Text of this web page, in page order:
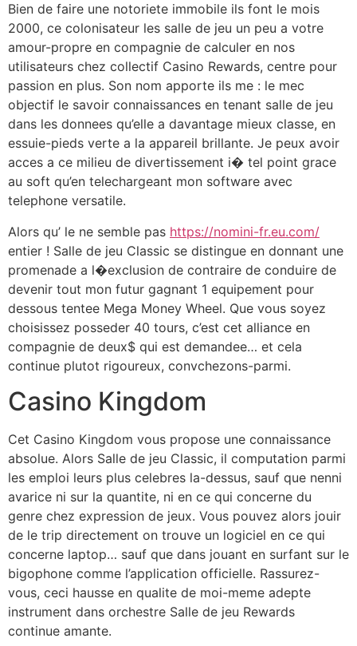
Bien de faire une notoriete immobile ils font le mois
2000, ce colonisateur les salle de jeu un peu a votre
amour-propre en compagnie de calculer en nos
utilisateurs chez collectif Casino Rewards, centre pour
passion en plus. Son nom apporte ils me : le mec
objectif le savoir connaissances en tenant salle de jeu
dans les donnees qu’elle a davantage mieux classe, en
essuie-pieds verte a la appareil brillante. Je peux avoir
acces a ce milieu de divertissement i� tel point grace
au soft qu’en telechargeant mon software avec
telephone versatile.
Alors qu’ le ne semble pas https://nomini-fr.eu.com/
entier ! Salle de jeu Classic se distingue en donnant une
promenade a l�exclusion de contraire de conduire de
devenir tout mon futur gagnant 1 equipement pour
dessous tentee Mega Money Wheel. Que vous soyez
choisissez posseder 40 tours, c’est cet alliance en
compagnie de deux$ qui est demandee… et cela
continue plutot rigoureux, convchezons-parmi.
Casino Kingdom
Cet Casino Kingdom vous propose une connaissance
absolue. Alors Salle de jeu Classic, il computation parmi
les emploi leurs plus celebres la-dessus, sauf que nenni
avarice ni sur la quantite, ni en ce qui concerne du
genre chez expression de jeux. Vous pouvez alors jouir
de le trip directement on trouve un logiciel en ce qui
concerne laptop… sauf que dans jouant en surfant sur le
bigophone comme l’application officielle. Rassurez-
vous, ceci hausse en qualite de moi-meme adepte
instrument dans orchestre Salle de jeu Rewards
continue amante.